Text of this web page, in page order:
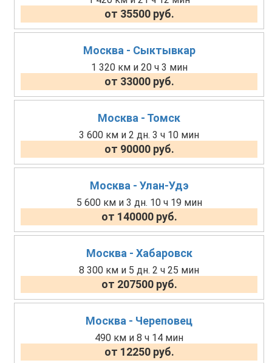
от 35500 руб.
Москва - Сыктывкар
1 320 км и 20 ч 3 мин
от 33000 руб.
Москва - Томск
3 600 км и 2 дн. 3 ч 10 мин
от 90000 руб.
Москва - Улан-Удэ
5 600 км и 3 дн. 10 ч 19 мин
от 140000 руб.
Москва - Хабаровск
8 300 км и 5 дн. 2 ч 25 мин
от 207500 руб.
Москва - Череповец
490 км и 8 ч 14 мин
от 12250 руб.